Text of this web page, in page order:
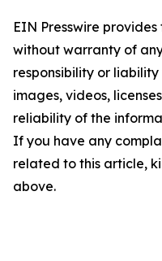
EIN Presswire
without warranty of
responsibility or
images, videos,
reliability of the
If you have any
related to this article,
above.